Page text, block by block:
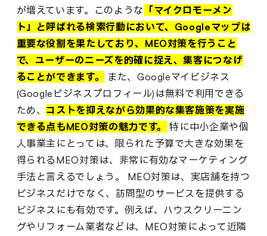
が増えています。このような 「マイクロモーメン
ト」と呼ばれる検索行動において、Googleマップは
重要な役割を果たしており、MEO対策を行うこと
で、ユーザーのニーズを的確に捉え、集客につなげ
ることができます。
また、Googleマイビジネス
(Googleビジネスプロフィール)は無料で利用できる
ため、 コストを抑えながら効果的な集客施策を実施
できる点もMEO対策の魅力です。
特に中小企業や個
人事業主にとっては、限られた予算で大きな効果を
得られるMEO対策は、非常に有効なマーケティング
手法と言えるでしょう。 MEO対策は、実店舗を持つ
ビジネスだけでなく、訪問型のサービスを提供する
ビジネスにも有効です。例えば、ハウスクリーニン
グやリフォーム業者などは、MEO対策によって近隣